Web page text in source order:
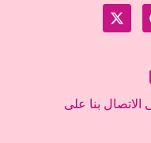
الاتصال بنا على